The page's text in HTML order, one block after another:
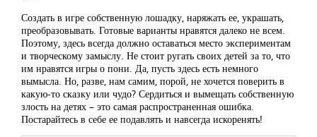
Создать в игре собственную лошадку, наряжать ее, украшать,
преобразовывать. Готовые варианты нравятся далеко не всем.
Поэтому, здесь всегда должно оставаться место экспериментам
и творческому замыслу. Не стоит ругать своих детей за то, что
им нравятся игры о пони. Да, пусть здесь есть немного
вымысла. Но, разве, нам самим, порой, не хочется поверить в
какую-то сказку или чудо? Сердиться и вымещать собственную
злость на детях – это самая распространенная ошибка.
Постарайтесь в себе ее подавлять и навсегда искоренять!